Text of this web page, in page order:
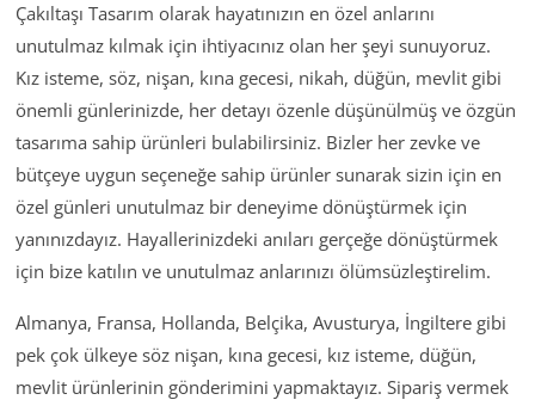
Çakıltaşı Tasarım olarak hayatınızın en özel anlarını
unutulmaz kılmak için ihtiyacınız olan her şeyi sunuyoruz.
Kız isteme, söz, nişan, kına gecesi, nikah, düğün, mevlit gibi
önemli günlerinizde, her detayı özenle düşünülmüş ve özgün
tasarıma sahip ürünleri bulabilirsiniz. Bizler her zevke ve
bütçeye uygun seçeneğe sahip ürünler sunarak sizin için en
özel günleri unutulmaz bir deneyime dönüştürmek için
yanınızdayız. Hayallerinizdeki anıları gerçeğe dönüştürmek
için bize katılın ve unutulmaz anlarınızı ölümsüzleştirelim.
Almanya, Fransa, Hollanda, Belçika, Avusturya, İngiltere gibi
pek çok ülkeye söz nişan, kına gecesi, kız isteme, düğün,
mevlit ürünlerinin gönderimini yapmaktayız. Sipariş vermek